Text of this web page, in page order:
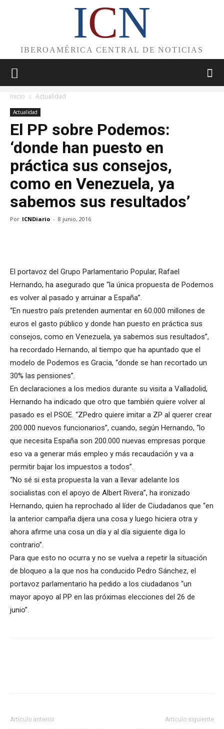
ICN
IBEROAMÉRICA CENTRAL DE NOTICIAS
Inicio Actualidad
Actualidad
El PP sobre Podemos:
‘donde han puesto en
práctica sus consejos,
como en Venezuela, ya
sabemos sus resultados’
Por ICNDiario - 8 junio, 2016
El portavoz del Grupo Parlamentario Popular, Rafael
Hernando, ha asegurado que “la única propuesta de Podemos
es volver al pasado y arruinar a España”.
“En nuestro país pretenden aumentar en 60.000 millones de
euros el gasto público y donde han puesto en práctica sus
consejos, como en Venezuela, ya sabemos sus resultados”,
ha recordado Hernando, al tiempo que ha apuntado que el
modelo de Podemos es Gracia, “donde se han recortado un
30% las pensiones”.
En declaraciones a los medios durante su visita a Valladolid,
Hernando ha indicado que otro que también quiere volver al
pasado es el PSOE. “ZPedro quiere imitar a ZP al querer crear
200.000 nuevos funcionarios”, cuando, según Hernando, “lo
que necesita España son 200.000 nuevas empresas porque
eso va a generar más empleo y más recaudación y va a
permitir bajar los impuestos a todos”.
“No sé si esta propuesta la van a llevar adelante los
socialistas con el apoyo de Albert Rivera”, ha ironizado
Hernando, quien ha reprochado al líder de Ciudadanos que “en
la anterior campaña dijera una cosa y luego hiciera otra y
ahora afirme una cosa un día y al día siguiente diga lo
contrario”.
Para que esto no ocurra y no se vuelva a repetir la situación
de bloqueo a la que nos ha conducido Pedro Sánchez, el
portavoz parlamentario ha pedido a los ciudadanos “un
mayor apoyo al PP en las próximas elecciones del 26 de
junio”.
Artículo anterior Artículo siguiente